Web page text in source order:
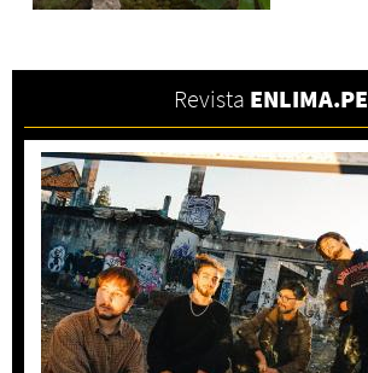
Revista ENLIMA.PE